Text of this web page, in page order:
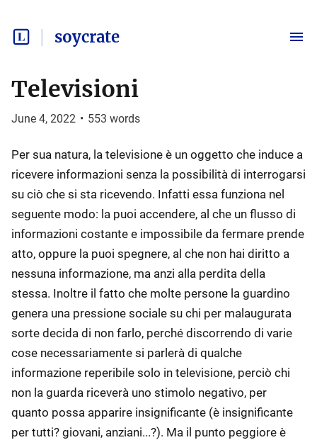
soycrate
Televisioni
June 4, 2022 • 553 words
Per sua natura, la televisione è un oggetto che induce a
ricevere informazioni senza la possibilità di interrogarsi
su ciò che si sta ricevendo. Infatti essa funziona nel
seguente modo: la puoi accendere, al che un flusso di
informazioni costante e impossibile da fermare prende
atto, oppure la puoi spegnere, al che non hai diritto a
nessuna informazione, ma anzi alla perdita della
stessa. Inoltre il fatto che molte persone la guardino
genera una pressione sociale su chi per malaugurata
sorte decida di non farlo, perché discorrendo di varie
cose necessariamente si parlerà di qualche
informazione reperibile solo in televisione, perciò chi
non la guarda riceverà uno stimolo negativo, per
quanto possa apparire insignificante (è insignificante
per tutti? giovani, anziani...?). Ma il punto peggiore è